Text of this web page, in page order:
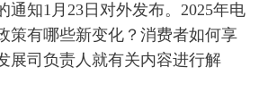
财 政务 教育
读 最太原 网罗民生
通知1月23日对外发布。2025年电
策有哪些新变化？消费者如何享
展司负责人就有关内容进行解